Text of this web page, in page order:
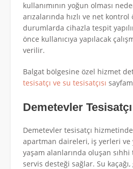
kullanımının yoğun olması
arızalarında hızlı ve net
durumlarda cihazla tespit
önce kullanıcıya yapılacak
verilir.
Balgat bölgesine özel hizmet
tesisatçı ve su tesisatçısı
Demetevler Tesisatçı
Demetevler tesisatçı
apartman daireleri, iş yerleri ve
yaşam alanlarında oluşan sıhhi
servis desteği sağlar. Su kaçağı,